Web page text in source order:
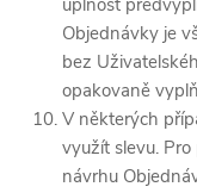
úplnost
Objednávky je
bez
opakovaně
V některých
využít slevu.
návrhu